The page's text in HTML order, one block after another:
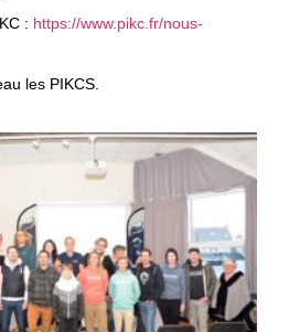
: https://www.pikc.fr/nous-
les PIKCS.